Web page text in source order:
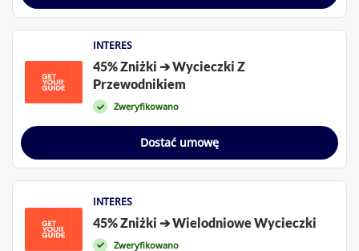
INTERES
45% Zniżki ➔ Wycieczki Z
Przewodnikiem
Zweryfikowano
Dostać umowę
INTERES
45% Zniżki ➔ Wielodniowe Wycieczki
Zweryfikowano